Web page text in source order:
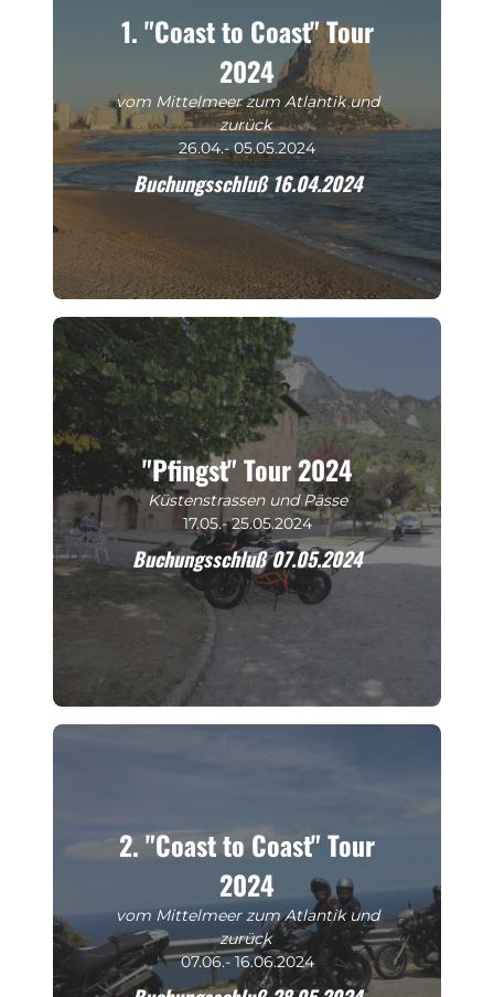
1. "Coast to Coast" Tour
2024
vom Mittelmeer zum Atlantik und
zurück
26.04.- 05.05.2024
Buchungsschluß 16.04.2024
"Pfingst" Tour 2024
Küstenstrassen und Pässe
17.05.- 25.05.2024
Buchungsschluß 07.05.2024
2. "Coast to Coast" Tour
2024
vom Mittelmeer zum Atlantik und
zurück
07.06.- 16.06.2024